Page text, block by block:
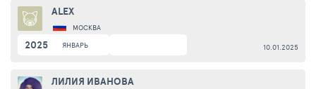
ALEX
МОСКВА
2025 ЯНВАРЬ 10.01.2025
ЛИЛИЯ ИВАНОВА